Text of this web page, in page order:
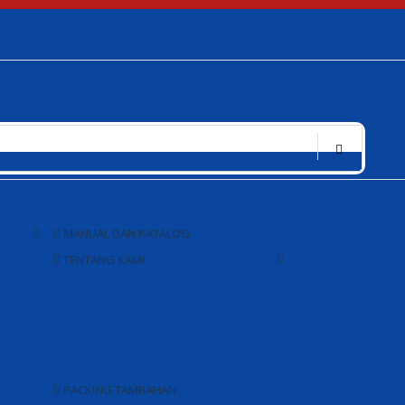
MANUAL DAN KATALOG
TENTANG KAMI
PACKING TAMBAHAN